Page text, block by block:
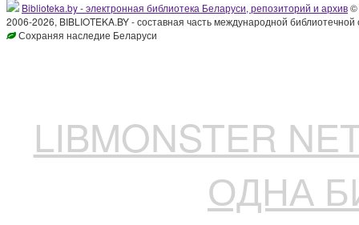
Biblioteka.by - электронная библиотека Беларуси, репозиторий и архив©
2006-2026, BIBLIOTEKA.BY - составная часть международной
Сохраняя наследие Беларуси
LIBMONSTER
ОДНА